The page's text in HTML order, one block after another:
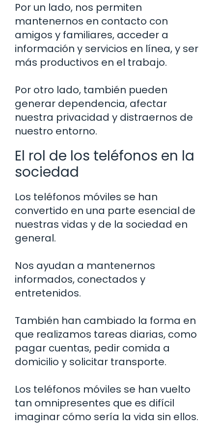
Por un lado, nos permiten
mantenernos en contacto con
amigos y familiares, acceder a
información y servicios en línea, y ser
más productivos en el trabajo.
Por otro lado, también pueden
generar dependencia, afectar
nuestra privacidad y distraernos de
nuestro entorno.
El rol de los teléfonos en la
sociedad
Los teléfonos móviles se han
convertido en una parte esencial de
nuestras vidas y de la sociedad en
general.
Nos ayudan a mantenernos
informados, conectados y
entretenidos.
También han cambiado la forma en
que realizamos tareas diarias, como
pagar cuentas, pedir comida a
domicilio y solicitar transporte.
Los teléfonos móviles se han vuelto
tan omnipresentes que es difícil
imaginar cómo sería la vida sin ellos.